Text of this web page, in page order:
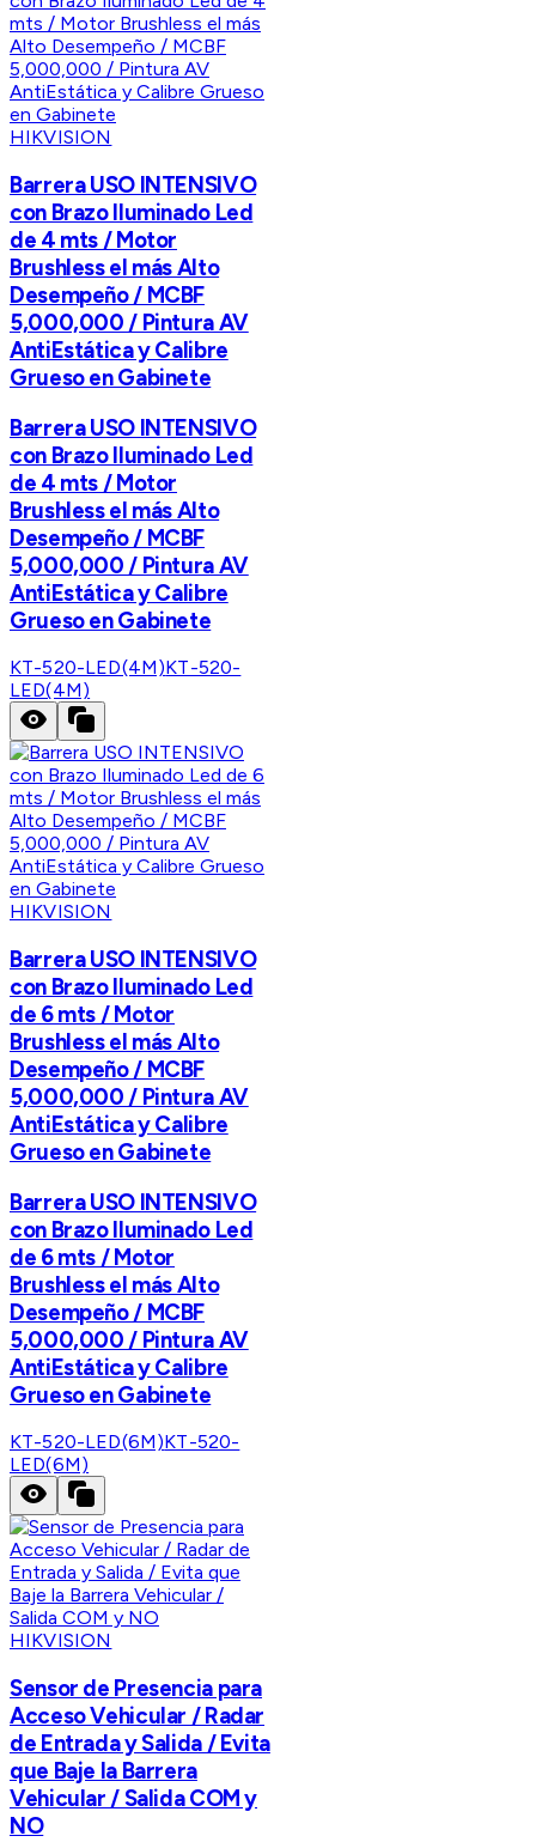
HIKVISION
Barrera USO INTENSIVO
con Brazo Iluminado Led
de 4 mts / Motor
Brushless el más Alto
Desempeño / MCBF
5,000,000 / Pintura AV
AntiEstática y Calibre
Grueso en Gabinete
Barrera USO INTENSIVO
con Brazo Iluminado Led
de 4 mts / Motor
Brushless el más Alto
Desempeño / MCBF
5,000,000 / Pintura AV
AntiEstática y Calibre
Grueso en Gabinete
KT-520-LED(4M)KT-520-
LED(4M)
HIKVISION
Barrera USO INTENSIVO
con Brazo Iluminado Led
de 6 mts / Motor
Brushless el más Alto
Desempeño / MCBF
5,000,000 / Pintura AV
AntiEstática y Calibre
Grueso en Gabinete
Barrera USO INTENSIVO
con Brazo Iluminado Led
de 6 mts / Motor
Brushless el más Alto
Desempeño / MCBF
5,000,000 / Pintura AV
AntiEstática y Calibre
Grueso en Gabinete
KT-520-LED(6M)KT-520-
LED(6M)
HIKVISION
Sensor de Presencia para
Acceso Vehicular / Radar
de Entrada y Salida / Evita
que Baje la Barrera
Vehicular / Salida COM y
NO